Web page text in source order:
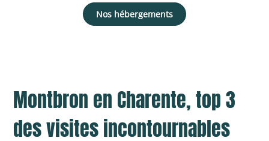
Nos hébergements
Montbron en Charente, top 3
des visites incontournables